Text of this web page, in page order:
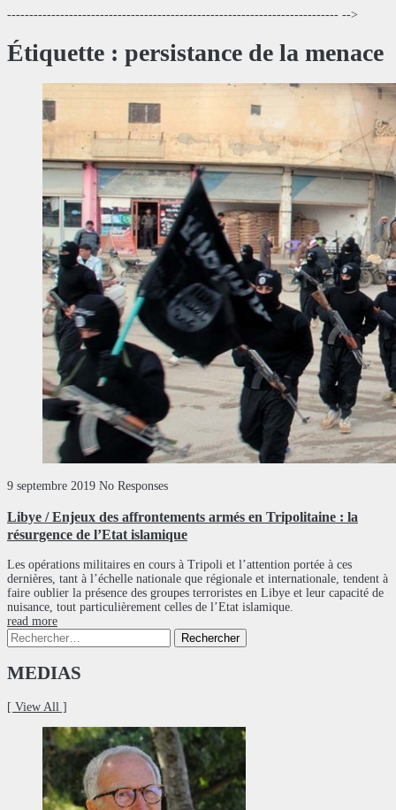
--------------------------------------------------------------------------- -->
Étiquette : persistance de la menace
9 septembre 2019 No Responses
Libye / Enjeux des affrontements armés en Tripolitaine : la
résurgence de l’Etat islamique
Les opérations militaires en cours à Tripoli et l’attention portée à ces
dernières, tant à l’échelle nationale que régionale et internationale, tendent à
faire oublier la présence des groupes terroristes en Libye et leur capacité de
nuisance, tout particulièrement celles de l’Etat islamique.
read more
Rechercher :
MEDIAS
[ View All ]